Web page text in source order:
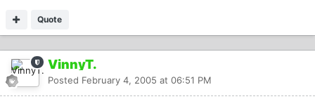
Quote
VinnyT.
Posted February 4, 2005 at 06:51 PM